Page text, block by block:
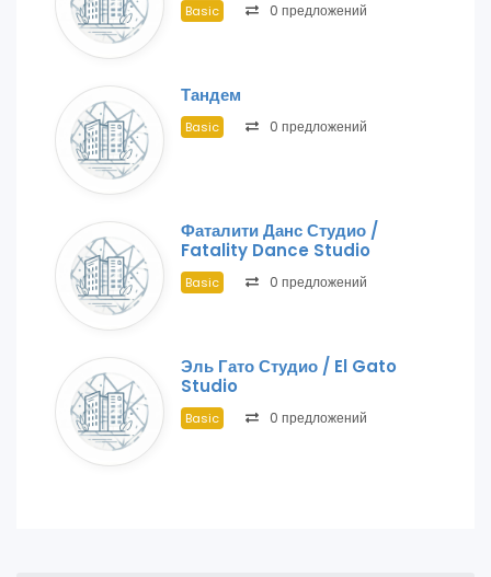
Basic 0 предложений
Тандем
Basic 0 предложений
Фаталити Данс Студио /
Fatality Dance Studio
Basic 0 предложений
Эль Гато Студио / El Gato
Studio
Basic 0 предложений